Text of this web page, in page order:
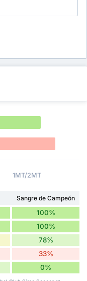
1MT/2MT
Sangre de Campeón
100%
100%
78%
33%
0%